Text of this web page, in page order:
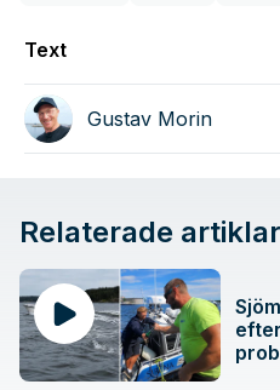
Text
Gustav Morin
Relaterade artiklar